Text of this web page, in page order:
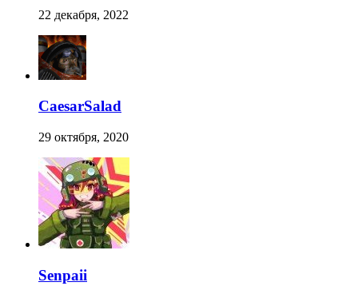
22 декабря, 2022
CaesarSalad
29 октября, 2020
Senpaii